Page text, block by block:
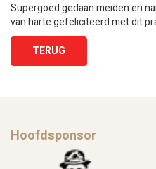
Supergoed gedaan meiden en
van harte gefeliciteerd met dit
TERUG
Hoofdsponsor